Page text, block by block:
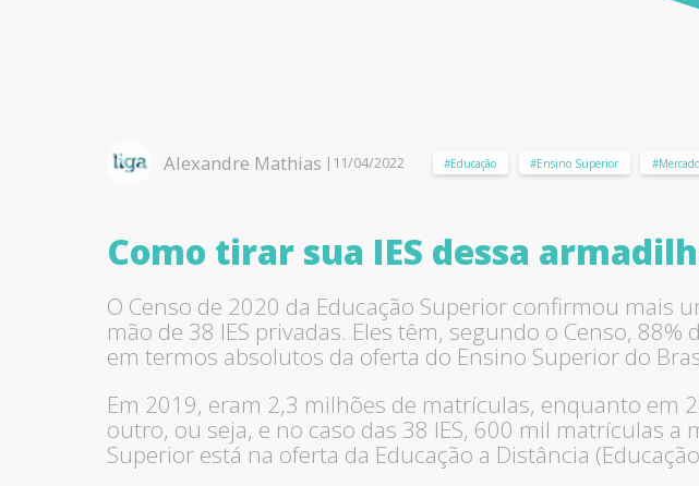
Alexandre Mathias | 11/04/2022 #Educação #Ensino Superior
Como tirar sua IES dessa
O Censo de 2020 da Educação Superior confirmou mais
mão de 38 IES privadas. Eles têm, segundo o Censo,
em termos absolutos da oferta do Ensino Superior do
Em 2019, eram 2,3 milhões de matrículas, enquanto em
outro, ou seja, e no caso das 38 IES, 600 mil matrículas
Superior está na oferta da Educação a Distância